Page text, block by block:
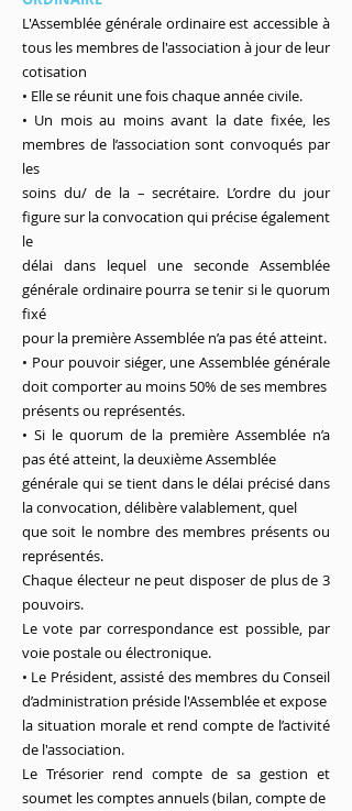
L'Assemblée générale ordinaire est accessible à
tous les membres de l'association à jour de leur
cotisation
• Elle se réunit une fois chaque année civile.
• Un mois au moins avant la date fixée, les
membres de l’association sont convoqués par
les
soins du/ de la – secrétaire. L’ordre du jour
figure sur la convocation qui précise également
le
délai dans lequel une seconde Assemblée
générale ordinaire pourra se tenir si le quorum
fixé
pour la première Assemblée n’a pas été atteint.
• Pour pouvoir siéger, une Assemblée générale
doit comporter au moins 50% de ses membres
présents ou représentés.
• Si le quorum de la première Assemblée n’a
pas été atteint, la deuxième Assemblée
générale qui se tient dans le délai précisé dans
la convocation, délibère valablement, quel
que soit le nombre des membres présents ou
représentés.
Chaque électeur ne peut disposer de plus de 3
pouvoirs.
Le vote par correspondance est possible, par
voie postale ou électronique.
• Le Président, assisté des membres du Conseil
d’administration préside l'Assemblée et expose
la situation morale et rend compte de l’activité
de l'association.
Le Trésorier rend compte de sa gestion et
soumet les comptes annuels (bilan, compte de